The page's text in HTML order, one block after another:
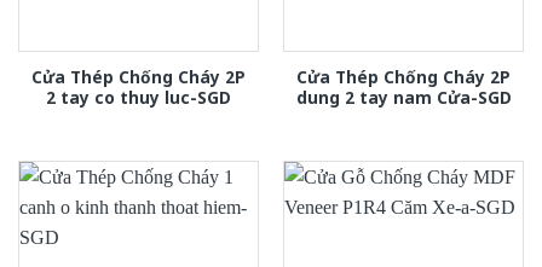
Cửa Thép Chống Cháy 2P
2 tay co thuy luc-SGD
Cửa Thép Chống Cháy 2P
dung 2 tay nam Cửa-SGD